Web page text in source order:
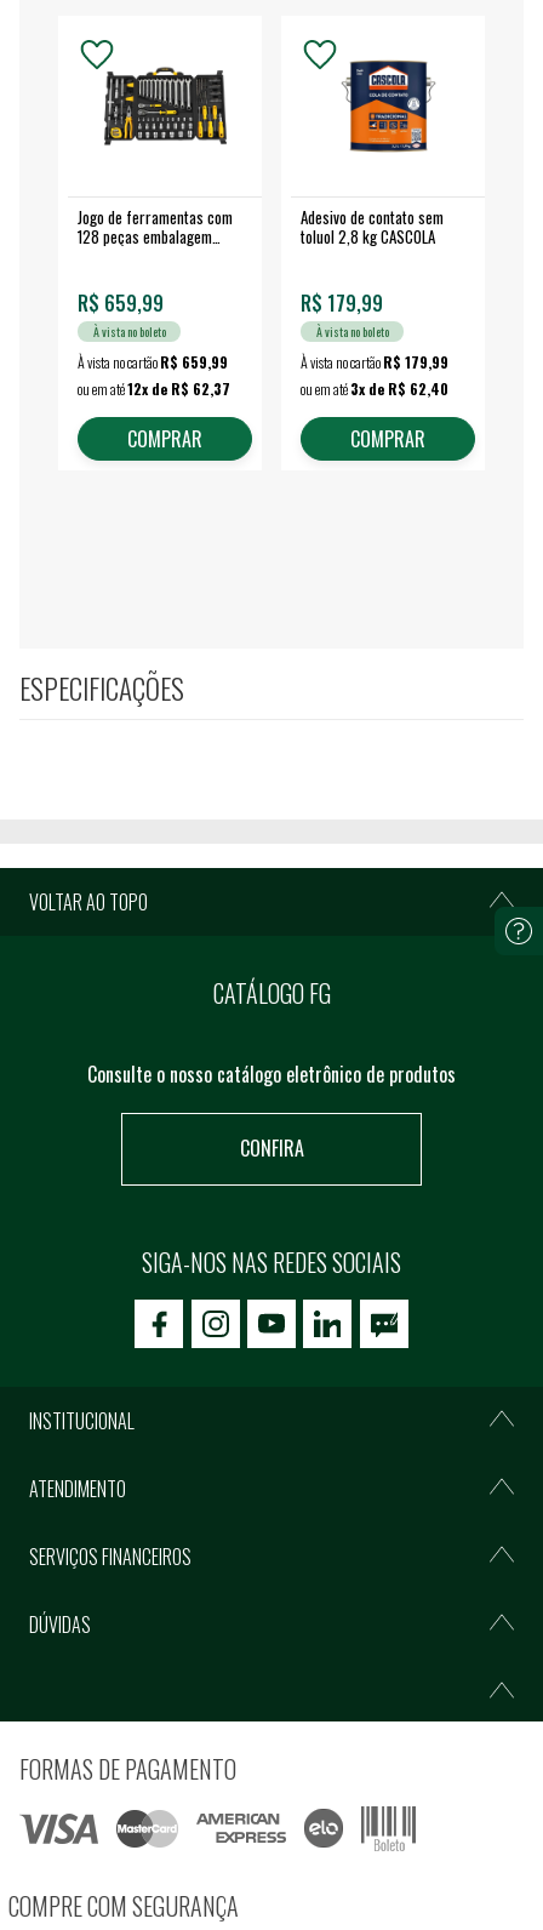
Jogo de ferramentas com
128 peças embalagem
R$ 659,99
À vista no boleto
À vista no cartãoR$ 659,99
ou em até12x de R$ 62,37
COMPRAR
Adesivo de contato sem
toluol 2,8 kg CASCOLA
R$ 179,99
À vista no boleto
À vista no cartãoR$ 179,99
ou em até3x de R$ 62,40
COMPRAR
ESPECIFICAÇÕES
VOLTAR AO TOPO
CATÁLOGO FG
Consulte o nosso catálogo eletrônico de produtos
CONFIRA
SIGA-NOS NAS REDES SOCIAIS
icon-facebookicon-social02icon-social03
INSTITUCIONAL
ATENDIMENTO
SERVIÇOS FINANCEIROS
DÚVIDAS
FORMAS DE PAGAMENTO
COMPRE COM SEGURANÇA